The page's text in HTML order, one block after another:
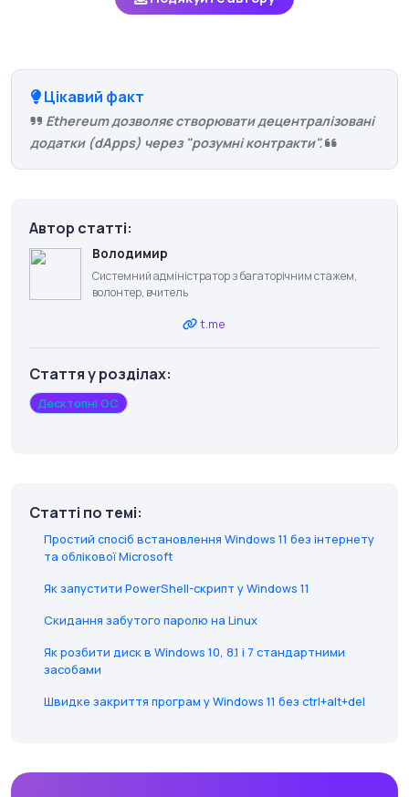
Цікавий факт
Ethereum дозволяє створювати децентралізовані
додатки (dApps) через "розумні контракти".
Автор статті:
Володимир
Системний адміністратор з багаторічним стажем,
волонтер, вчитель
t.me
Стаття у розділах:
Десктопні ОС
Статті по темі:
Простий спосіб встановлення Windows 11 без інтернету
та облікової Microsoft
Як запустити PowerShell-скрипт у Windows 11
Скидання забутого паролю на Linux
Як розбити диск в Windows 10, 8.1 і 7 стандартними
засобами
Швидке закриття програм у Windows 11 без ctrl+alt+del